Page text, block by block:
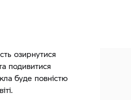
озирнутися
подивитися
буде повністю